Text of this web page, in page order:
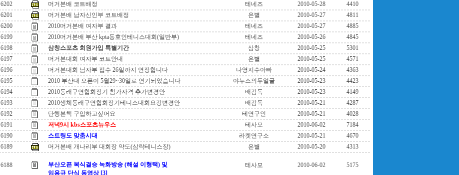
6202
머거본배 코트배정 테네즈 2010-05-28
4410
6201
머거본배 남자신인부 코트배정 은별 2010-05-27
4811
6200
2010머거본배 여자부 결과 테네즈 2010-05-27
4885
6199
2010머거본배 부산 kpta동호인테니스대회(일반부) 테네즈 2010-05-26
4845
6198
삼창스포츠 회원가입 특별기간 삼창 2010-05-25
5301
6197
머거본대회 여자부 코트안내 은별 2010-05-25
4571
6196
머거본대회 남자부 접수 26일까지 연장합니다 나영지수아빠 2010-05-24
4363
6195
2010 부산대 오픈이 5월29~30일로 연기되었습니다 야누스의두얼굴 2010-05-23
4423
6194
2010동래구연합회장기 참가자격 추가변경안 배감독 2010-05-23
4149
6193
2010생체동래구연합회장기테니스대회요강변경안 배감독 2010-05-21
4287
6192
단행본책 구입하고싶어요 테연구인 2010-05-21
4028
6191
저녁9시 kbs스포츠뉴우스 테사모 2010-06-02
7184
6190
스트링도 맞춤시대 라켓연구소 2010-05-21
4670
6189
머거본배 개나리부 대회장 약도(삼락테니스장) 은별 2010-05-20 4313
6188
부산오픈 복식결승 녹화방송 (해설 이형택) 및
임용규 단식 동영상 [3]
테사모 2010-06-02 5175